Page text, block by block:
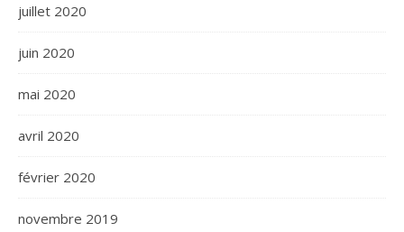
juillet 2020
juin 2020
mai 2020
avril 2020
février 2020
novembre 2019